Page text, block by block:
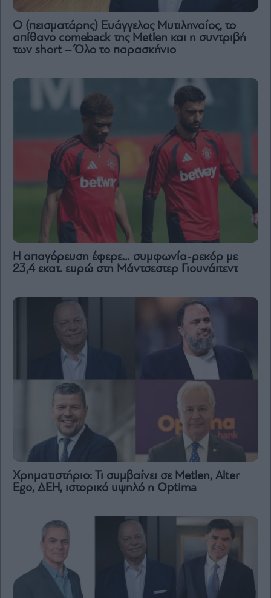
Ο (πεισματάρης) Ευάγγελος Μυτιληναίος, το
απίθανο comeback της Μetlen και η συντριβή
των short – Όλο το παρασκήνιο
Η απαγόρευση έφερε… συμφωνία-ρεκόρ με
23,4 εκατ. ευρώ στη Μάντσεστερ Γιουνάιτεντ
Χρηματιστήριο: Τι συμβαίνει σε Metlen, Αlter
Ego, ΔΕΗ, ιστορικό υψηλό η Optima